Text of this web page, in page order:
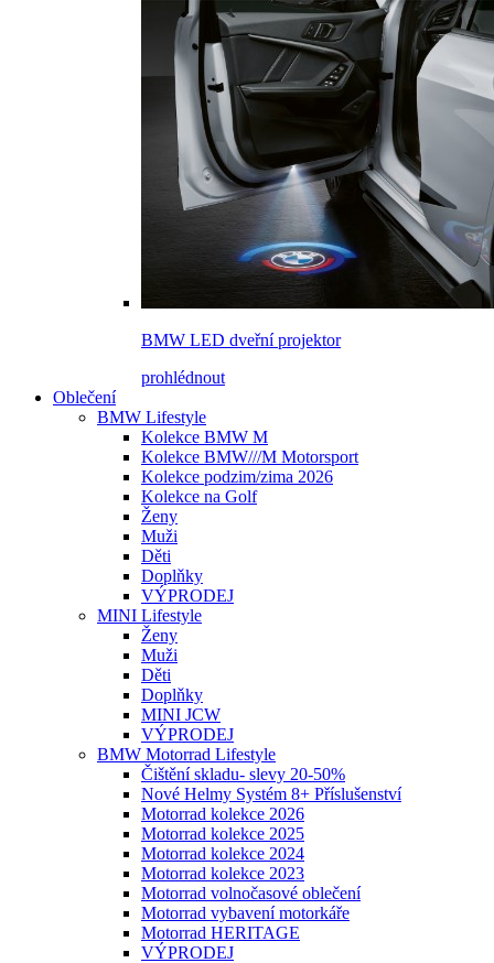
BMW LED dveřní projektor
prohlédnout
Oblečení
BMW Lifestyle
Kolekce BMW M
Kolekce BMW///M Motorsport
Kolekce podzim/zima 2026
Kolekce na Golf
Ženy
Muži
Děti
Doplňky
VÝPRODEJ
MINI Lifestyle
Ženy
Muži
Děti
Doplňky
MINI JCW
VÝPRODEJ
BMW Motorrad Lifestyle
Čištění skladu- slevy 20-50%
Nové Helmy Systém 8+ Příslušenství
Motorrad kolekce 2026
Motorrad kolekce 2025
Motorrad kolekce 2024
Motorrad kolekce 2023
Motorrad volnočasové oblečení
Motorrad vybavení motorkáře
Motorrad HERITAGE
VÝPRODEJ